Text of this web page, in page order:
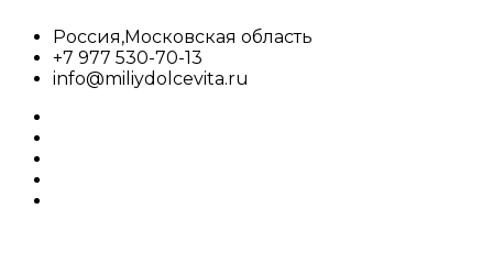
содержимому
Россия,Московская область
+7 977 530-70-13
info@miliydolcevita.ru